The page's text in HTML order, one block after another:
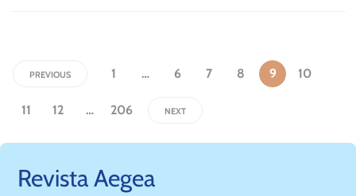
PREVIOUS 1 … 6 7 8 9 10
11 12 … 206 NEXT
Revista Aegea